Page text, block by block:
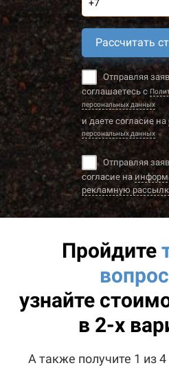
Рассчитать
Отправляя
соглашаетесь с
персональных данных
и даете согласие на
персональных данных
Отправляя
согласие на
рекламную
Пройдите
узнайте
в 2-х
А также получите 1 из